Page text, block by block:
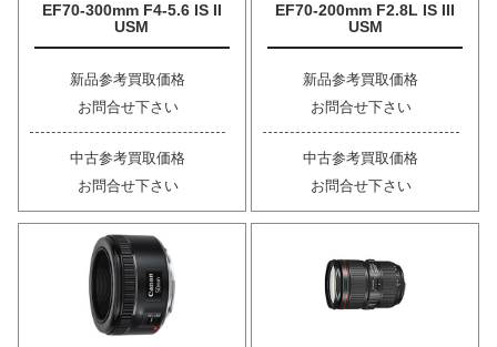
EF70-300mm F4-5.6 IS II
USM
新品参考買取価格
お問合せ下さい
中古参考買取価格
お問合せ下さい
EF70-200mm F2.8L IS III
USM
新品参考買取価格
お問合せ下さい
中古参考買取価格
お問合せ下さい